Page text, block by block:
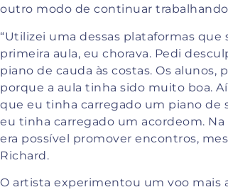
outro modo de continuar
“Utilizei uma dessas plataformas que
primeira aula, eu chorava. Pedi
piano de cauda às costas. Os
porque a aula tinha sido muito boa.
que eu tinha carregado um piano de
eu tinha carregado um acordeom.
era possível promover encontros,
Richard.
O artista experimentou um voo mais